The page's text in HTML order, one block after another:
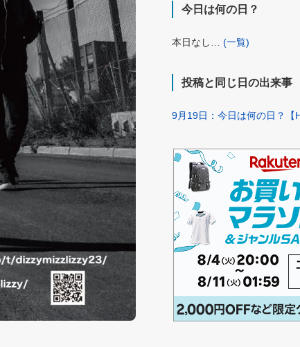
今日は何の日？
本日なし… (一覧)
投稿と同じ日の出来事
9月19日：今日は何の日？【